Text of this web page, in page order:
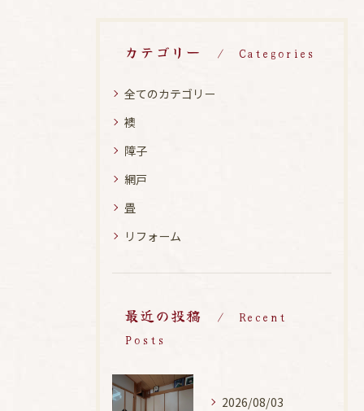
カテゴリー Categories
全てのカテゴリー
襖
障子
網戸
畳
リフォーム
最近の投稿
Recent
Posts
2026/08/03